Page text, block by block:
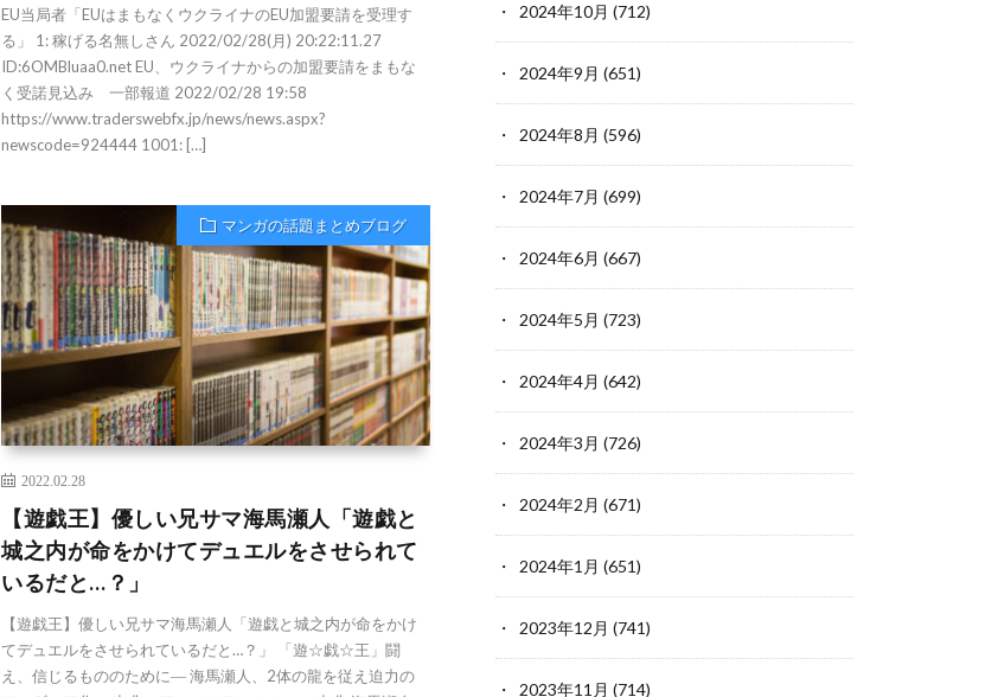
EU当局者「EUはまもなくウクライナのEU加盟要請を受理す
る」 1: 稼げる名無しさん 2022/02/28(月) 20:22:11.27
ID:6OMBluaa0.net EU、ウクライナからの加盟要請をまもな
く受諾見込み 一部報道 2022/02/28 19:58
https://www.traderswebfx.jp/news/news.aspx?
newscode=924444 1001: […]
マンガの話題まとめブログ
2022.02.28
【遊戯王】優しい兄サマ海馬瀬人「遊戯と
城之内が命をかけてデュエルをさせられて
いるだと…？」
【遊戯王】優しい兄サマ海馬瀬人「遊戯と城之内が命をかけ
てデュエルをさせられているだと…？」 「遊☆戯☆王」闘
え、信じるもののために― 海馬瀬人、2体の龍を従え迫力の
2024年10月 (712)
2024年9月 (651)
2024年8月 (596)
2024年7月 (699)
2024年6月 (667)
2024年5月 (723)
2024年4月 (642)
2024年3月 (726)
2024年2月 (671)
2024年1月 (651)
2023年12月 (741)
2023年11月 (714)